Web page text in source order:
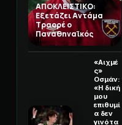
ΑΠΟΚΛΕΙΣΤΙΚΟ:
Εξετάζει Αντάμα
Τραορέ ο
Παναθηναϊκός
«Αιχμέ
ς»
Οσμάν:
«Η δική
μου
επιθυμί
α δεν
γινότα